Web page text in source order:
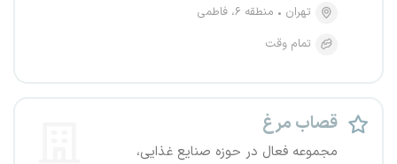
تهران
منطقه ۶، فاطمی
تمام وقت
قصاب مرغ
مجموعه فعال در حوزه صنایع غذایی،